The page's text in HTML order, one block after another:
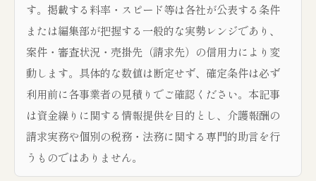
す。掲載する料率・スピード等は各社が公表する条件
または編集部が把握する一般的な実勢レンジであり、
案件・審査状況・売掛先（請求先）の信用力により変
動します。具体的な数値は断定せず、確定条件は必ず
利用前に各事業者の見積りでご確認ください。本記事
は資金繰りに関する情報提供を目的とし、介護報酬の
請求実務や個別の税務・法務に関する専門的助言を行
うものではありません。